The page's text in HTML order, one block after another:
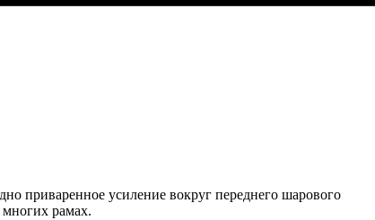
приваренное усиление вокруг переднего шарового
многих рамах.